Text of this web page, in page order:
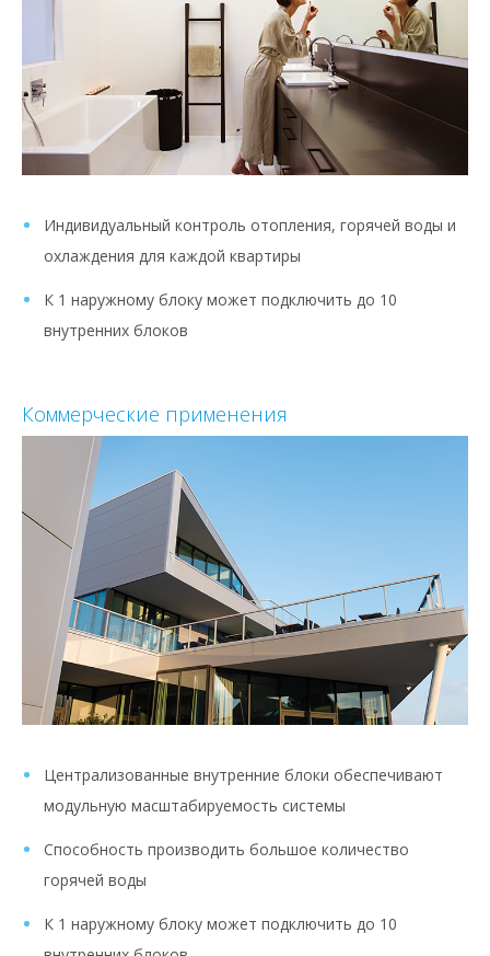
Индивидуальный контроль отопления, горячей воды и
охлаждения для каждой квартиры
К 1 наружному блоку может подключить до 10
внутренних блоков
Коммерческие применения
Централизованные внутренние блоки обеспечивают
модульную масштабируемость системы
Способность производить большое количество
горячей воды
К 1 наружному блоку может подключить до 10